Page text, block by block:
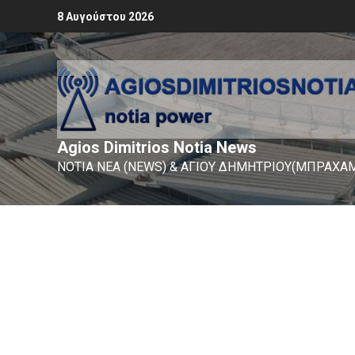
8 Αυγούστου 2026
Agios Dimitrios Notia News
ΝΟΤΙΑ ΝΕΑ (NEWS) & ΑΓΙΟΥ